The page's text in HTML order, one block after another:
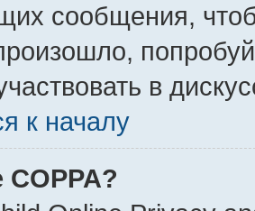
сообщения,
в
к началу
COPPA?